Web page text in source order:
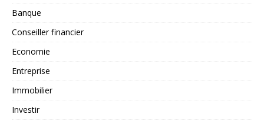
Banque
Conseiller financier
Economie
Entreprise
Immobilier
Investir